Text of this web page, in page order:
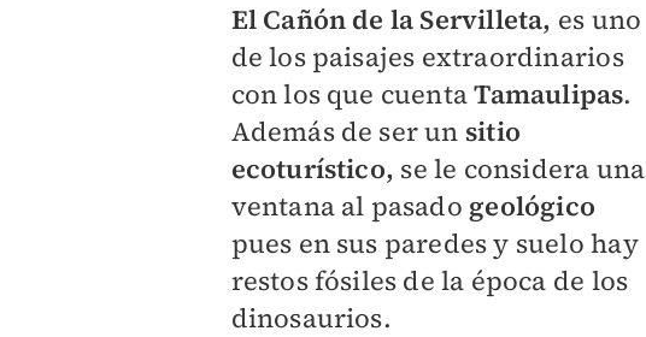
El Cañón de la Servilleta, es uno
de los paisajes extraordinarios
con los que cuentaTamaulipas.
Además de ser un sitio
ecoturístico, se le considera una
ventana al pasado geológico
pues en sus paredes y suelo hay
restos fósiles de la época de los
dinosaurios.